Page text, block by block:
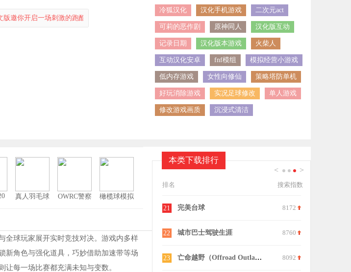
开启一场刺激的跑酷冒险，还能与全球玩家展开实时竞技对决。游戏内多样角色各有独特技能，只需简单滑
冷狐汉化 汉化手机游戏 二次元act
可莉的恶作剧 原神同人 汉化版互动
记录日期 汉化版本游戏 火柴人
互动汉化安卓 fnf模组 模拟经营小游戏
低内存游戏 女性向修仙 策略塔防单机
好玩消除游戏 实况足球修改 单人游戏
修改游戏画质 沉浸式清洁
真人羽毛球
OWRC警察
橄榄球模拟
全球玩家展开实时竞技对决。游戏内多样
新角色与强化道具，巧妙借助加速带等场
每一场比赛都充满未知与变数。
本类下载排行
< >
排名 搜索指数
2 巅峰极速 6912
3 卡车人生 7124
足球英雄中文版 7686
自由赛车游戏 6505
神力超跑3最新版 9114
21
22
23